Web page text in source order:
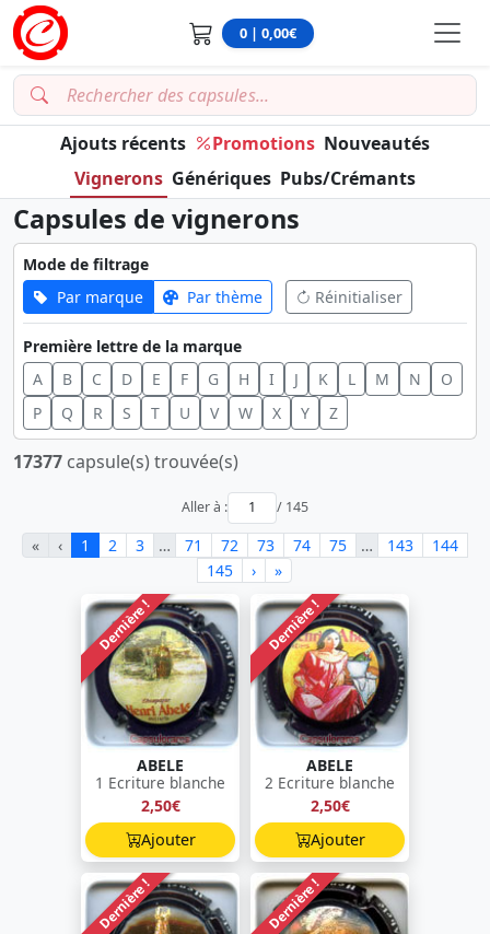
0 | 0,00€
Ajouts récents Promotions Nouveautés
Vignerons Génériques Pubs/Crémants
Capsules de vignerons
Mode de filtrage
Par marque
Par thème Réinitialiser
Première lettre de la marque
A
B C D E F G H I J K L M N
O
P
Q R S T U V W X Y Z
17377 capsule(s) trouvée(s)
Aller à : / 145
« ‹ 1 2 3 … 71 72 73 74 75 … 143
144
145
› »
Dernière !
ABELE
1 Ecriture blanche
2,50€
Ajouter
Dernière !
ABELE
2 Ecriture blanche
2,50€
Ajouter
Dernière ! Dernière !